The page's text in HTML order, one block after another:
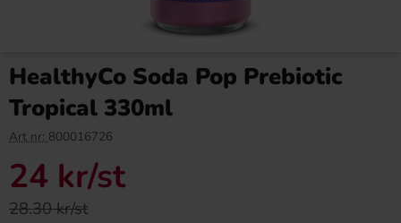
HealthyCo Soda Pop Prebiotic
Tropical 330ml
Art nr: 800016726
24 kr/st
28.30 kr/st